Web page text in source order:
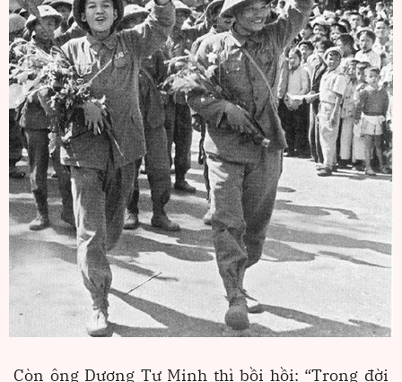
Còn ông Dương Tự Minh thì bồi hồi: “Trong đời